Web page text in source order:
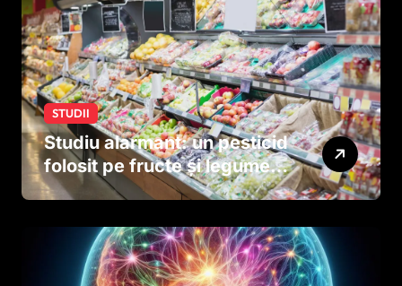
STUDII
Studiu alarmant: un pesticid
folosit pe fructe și legume
ar putea afecta dezvoltarea
dinainte de naștere